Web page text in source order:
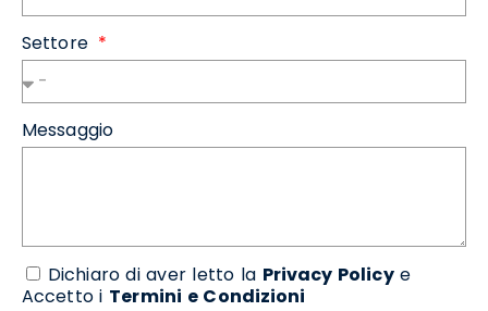
Settore
Messaggio
Dichiaro di aver letto la Privacy Policye
Accetto i Termini e Condizioni